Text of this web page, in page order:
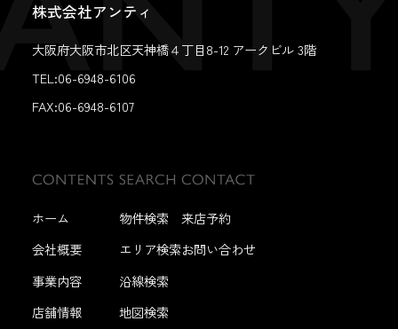
株式会社アンティ
大阪府大阪市北区天神橋４丁目8-12 アークビル 3階
TEL:06-6948-6106
FAX:06-6948-6107
ホーム
会社概要
事業内容
店舗情報
物件検索
エリア検索
沿線検索
地図検索
来店予約
お問い合わせ